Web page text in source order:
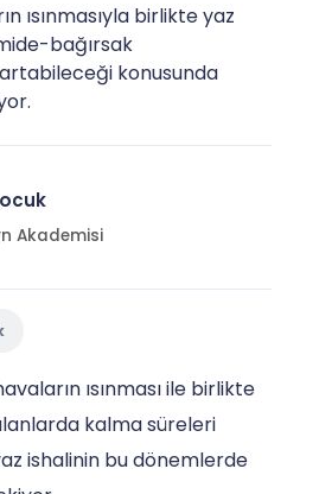
ısınmasıyla birlikte yaz
bağırsak
konusunda
Akademisi
ısınması ile birlikte
kalma süreleri
ishalinin bu dönemlerde